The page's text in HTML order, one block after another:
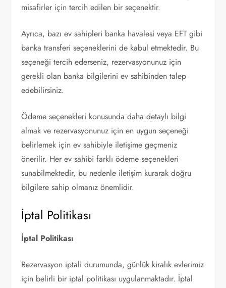
misafirler için tercih edilen bir seçenektir.
Ayrıca, bazı ev sahipleri banka havalesi veya EFT gibi
banka transferi seçeneklerini de kabul etmektedir. Bu
seçeneği tercih ederseniz, rezervasyonunuz için
gerekli olan banka bilgilerini ev sahibinden talep
edebilirsiniz.
Ödeme seçenekleri konusunda daha detaylı bilgi
almak ve rezervasyonunuz için en uygun seçeneği
belirlemek için ev sahibiyle iletişime geçmeniz
önerilir. Her ev sahibi farklı ödeme seçenekleri
sunabilmektedir, bu nedenle iletişim kurarak doğru
bilgilere sahip olmanız önemlidir.
İptal Politikası
İptal Politikası
Rezervasyon iptali durumunda, günlük kiralık evlerimiz
için belirli bir iptal politikası uygulanmaktadır. İptal